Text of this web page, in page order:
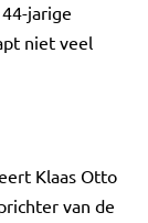
jarige
niet veel
Klaas Otto
van de